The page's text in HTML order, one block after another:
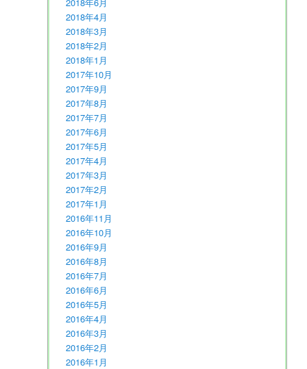
2018年4月
2018年3月
2018年2月
2018年1月
2017年10月
2017年9月
2017年8月
2017年7月
2017年6月
2017年5月
2017年4月
2017年3月
2017年2月
2017年1月
2016年11月
2016年10月
2016年9月
2016年8月
2016年7月
2016年6月
2016年5月
2016年4月
2016年3月
2016年2月
2016年1月